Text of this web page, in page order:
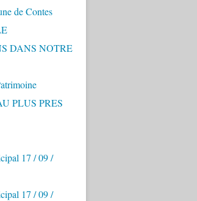
de Contes
DANS NOTRE
PLUS PRES
17 / 09 /
17 / 09 /